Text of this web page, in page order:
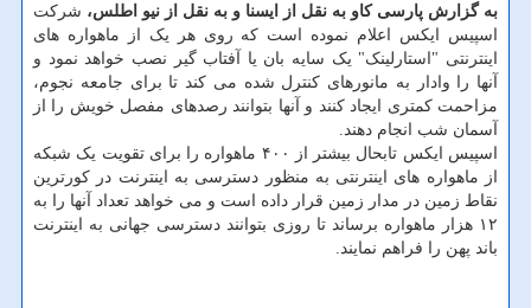
به گزارش پارسی کاو به نقل از ایسنا و به نقل از نیو اطلس، شرکت
اسپیس ایکس اعلام نموده است که روی هر یک از ماهواره های
اینترنتی "استارلینک" یک سایه بان یا آفتاب گیر نصب خواهد نمود و
آنها را وادار به مانورهای کنترل شده می کند تا برای جامعه نجوم،
مزاحمت کمتری ایجاد کنند و آنها بتوانند رصدهای مفصل خویش را از
آسمان شب انجام دهند.
اسپیس ایکس تابحال بیشتر از ۴۰۰ ماهواره را برای تقویت یک شبکه
از ماهواره های اینترنتی به منظور دسترسی به اینترنت در کورترین
نقاط زمین در مدار زمین قرار داده است و می خواهد تعداد آنها را به
۱۲ هزار ماهواره برساند تا روزی بتوانند دسترسی جهانی به اینترنت
باند پهن را فراهم نمایند.